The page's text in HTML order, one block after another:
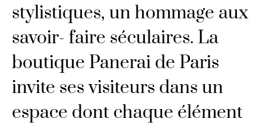
stylistiques, un hommage aux
savoir- faire séculaires. La
boutique Panerai de Paris
invite ses visiteurs dans un
espace dont chaque élément